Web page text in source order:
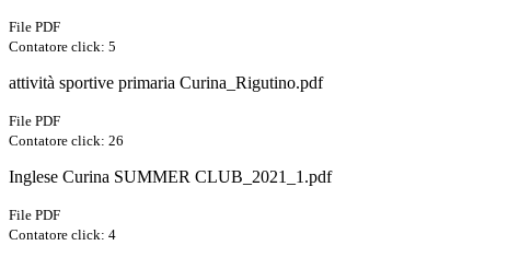
File PDF
Contatore click: 5
attività sportive primaria Curina_Rigutino.pdf
File PDF
Contatore click: 26
Inglese Curina SUMMER CLUB_2021_1.pdf
File PDF
Contatore click: 4